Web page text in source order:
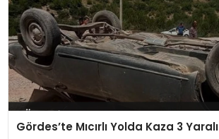
Gördes’te Mıcırlı Yolda Kaza 3 Yaralı